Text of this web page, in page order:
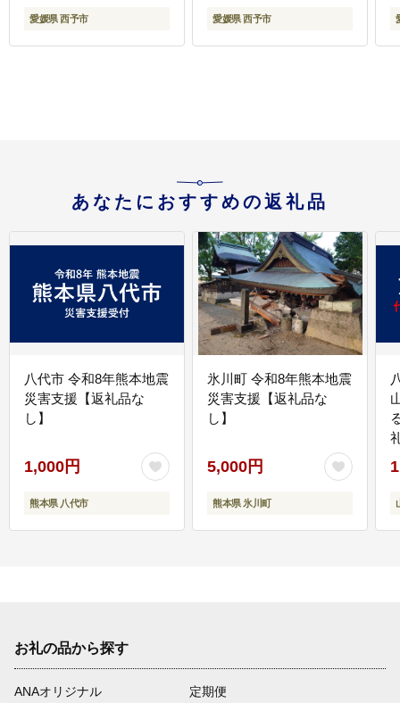
ンジ 子供 惣菜 おかず
市
愛媛県 西予市
小分け 個包装 簡単調理
西予市
愛媛県 西予市
あなたにおすすめの返礼品
八代市 令和8年熊本地震
災害支援【返礼品な
し】
1,000円
熊本県 八代市
氷川町 令和8年熊本地震
災害支援【返礼品な
し】
5,000円
熊本県 氷川町
お礼の品から探す
ANAオリジナル
定期便